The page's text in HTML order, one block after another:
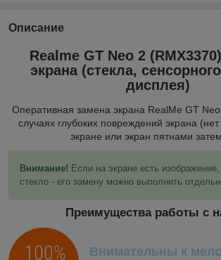
Описание
Realme GT Neo 2
экрана (стекла,
дисплея)
Оперативная замена экрана RealMe GT
случаях глубоких повреждений экрана
экране или экран пятнами
Внимание! Если на экране есть
стекло - его замену можно выполнить
Преимущества работы с
Внимательны к